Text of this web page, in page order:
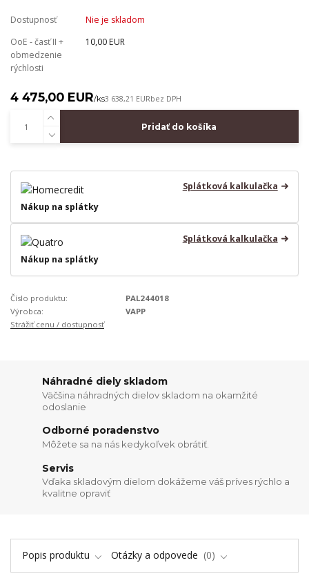
Dostupnosť
Nie je skladom
OoE - časť II +
obmedzenie
rýchlosti
10,00 EUR
4 475,00 EUR/ks3 638,21 EURbez DPH
Pridať do košíka
Splátková kalkulačka
Nákup na splátky
Splátková kalkulačka
Nákup na splátky
Číslo produktu:
PAL244018
Výrobca:
VAPP
Strážiť cenu / dostupnosť
Náhradné diely skladom
Väčšina náhradných dielov skladom na okamžité
odoslanie
Odborné poradenstvo
Môžete sa na nás kedykoľvek obrátiť.
Servis
Vďaka skladovým dielom dokážeme váš príves rýchlo a
kvalitne opraviť
Popis produktu Otázky a odpovede 0